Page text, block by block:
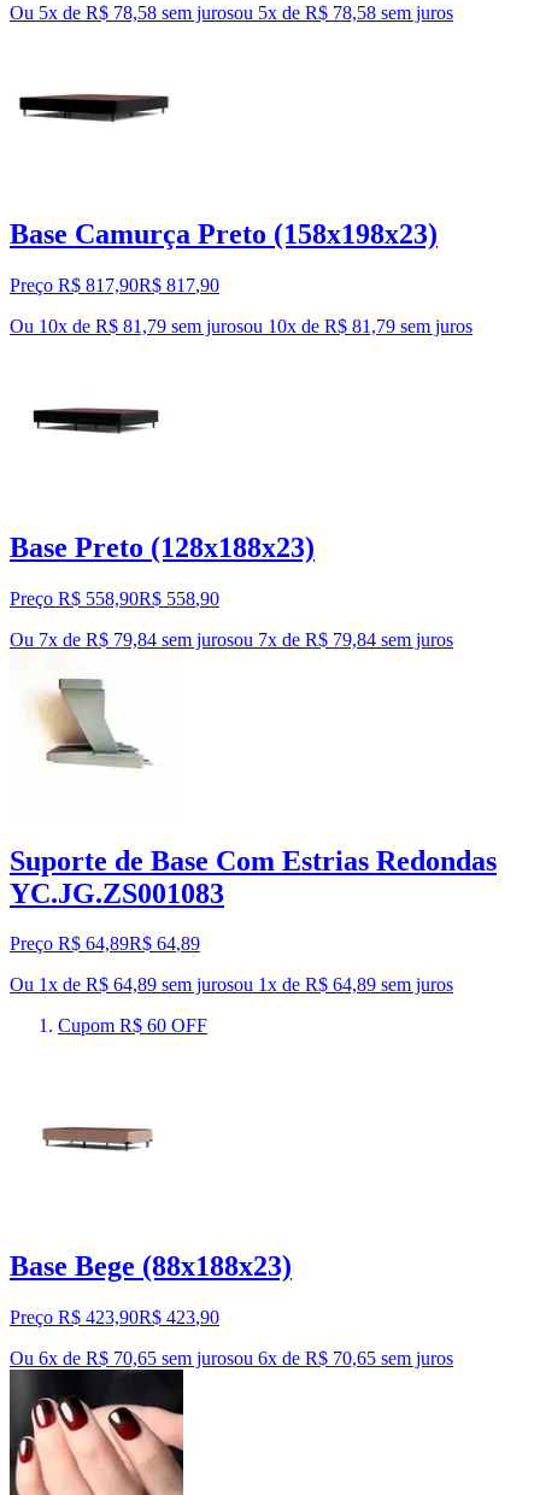
Ou 5x de R$ 78,58 sem jurosou 5x de R$ 78,58 sem juros
Base Camurça Preto (158x198x23)
Preço R$ 817,90R$ 817,90
Ou 10x de R$ 81,79 sem jurosou 10x de R$ 81,79 sem juros
Base Preto (128x188x23)
Preço R$ 558,90R$ 558,90
Ou 7x de R$ 79,84 sem jurosou 7x de R$ 79,84 sem juros
Suporte de Base Com Estrias Redondas
YC.JG.ZS001083
Preço R$ 64,89R$ 64,89
Ou 1x de R$ 64,89 sem jurosou 1x de R$ 64,89 sem juros
Cupom R$ 60 OFF
Base Bege (88x188x23)
Preço R$ 423,90R$ 423,90
Ou 6x de R$ 70,65 sem jurosou 6x de R$ 70,65 sem juros